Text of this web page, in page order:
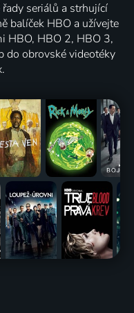
seriálů a strhující
balíček HBO a užívejte
HBO, HBO 2, HBO 3,
do obrovské videotéky